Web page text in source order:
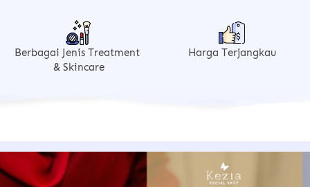
Berbagai Jenis Treatment
& Skincare
Harga Terjangkau